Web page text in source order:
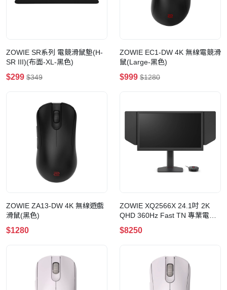
ZOWIE SR系列 電競滑鼠墊(H-
SR III)(布面-XL-黑色)
$299 $349
ZOWIE EC1-DW 4K 無線電競滑
鼠(Large-黑色)
$999 $1280
ZOWIE ZA13-DW 4K 無線遊戲
滑鼠(黑色)
$1280
ZOWIE XQ2566X 24.1吋 2K
QHD 360Hz Fast TN 專業電競
顯示器
$8250